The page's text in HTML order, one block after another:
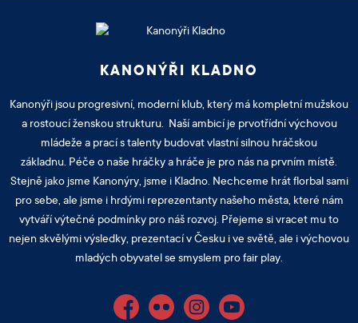
KANONÝŘI KLADNO
Kanonýři jsou progresivní, moderní klub, který má kompletní mužskou
a rostoucí ženskou strukturu. Naší ambicí je prvotřídní výchovou
mládeže a prací s talenty budovat vlastní silnou hráčskou
základnu. Péče o naše hráčky a hráče je pro nás na prvním místě.
Stejně jako jsme Kanonýry, jsme i Kladno. Nechceme hrát florbal sami
pro sebe, ale jsme i hrdými reprezentanty našeho města, které nám
vytváří výtečné podmínky pro náš rozvoj. Přejeme si vracet mu to
nejen skvělými výsledky, prezentací v Česku i ve světě, ale i výchovou
mladých obyvatel se smyslem pro fair play.
FacebookFlickr InstagramYouTube